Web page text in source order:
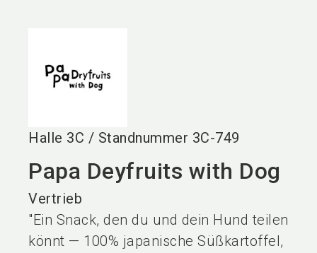
Halle 3C / Standnummer 3C-749
Papa Deyfruits with Dog
Vertrieb
"Ein Snack, den du und dein Hund teilen
könnt — 100% japanische Süßkartoffel,